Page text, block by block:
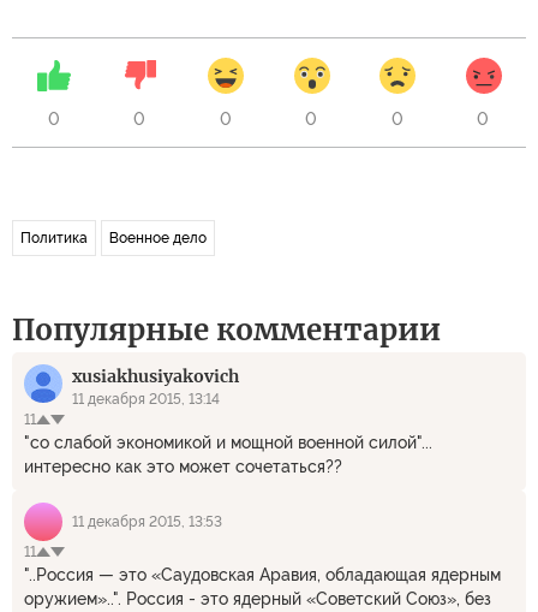
0 0 0 0 0 0
Политика Военное дело
Популярные комментарии
xusiakhusiyakovich
11 декабря 2015, 13:14
11
"со слабой экономикой и мощной военной силой"...
интересно как это может сочетаться??
11 декабря 2015, 13:53
11
"..Россия — это «Саудовская Аравия, обладающая ядерным
оружием»..". Россия - это ядерный «Советский Союз», без